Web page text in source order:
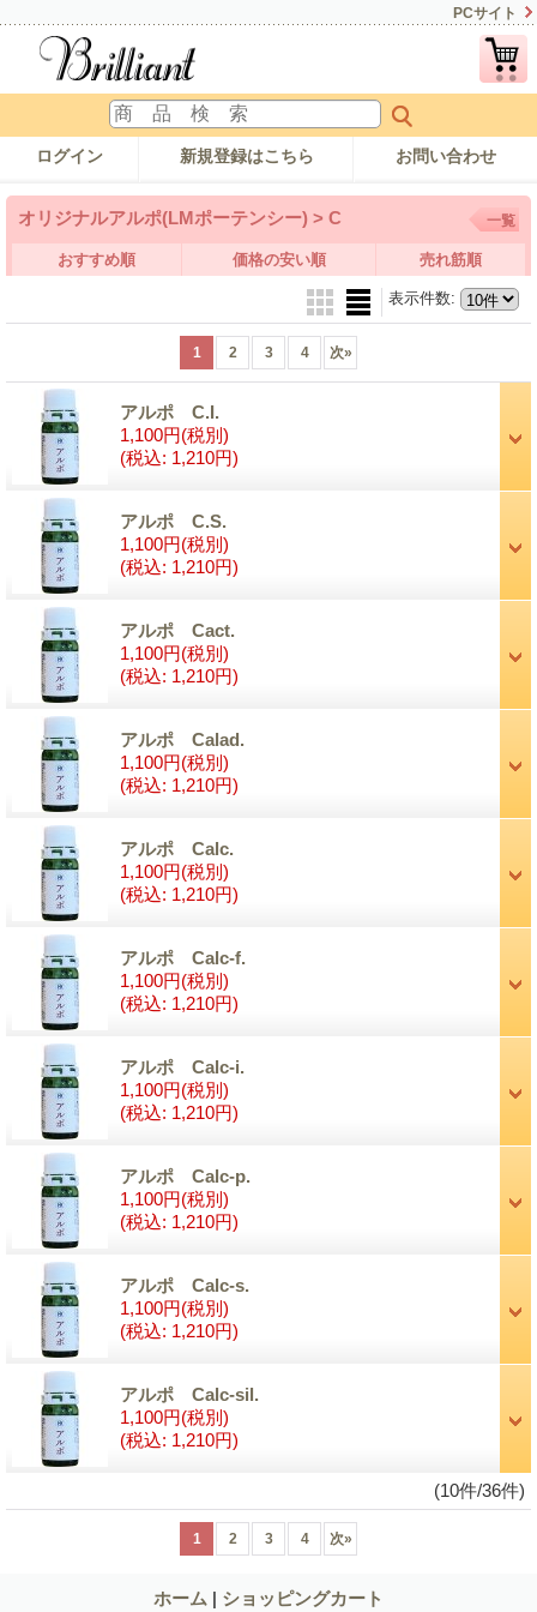
PCサイト
ログイン 新規登録はこちら お問い合わせ
オリジナルアルポ(LMポーテンシー) > C 一覧
おすすめ順 価格の安い順 売れ筋順
表示件数:
1 2 3 4 次»
アルポ C.I.
1,100円(税別)
(税込: 1,210円)
アルポ C.S.
1,100円(税別)
(税込: 1,210円)
アルポ Cact.
1,100円(税別)
(税込: 1,210円)
アルポ Calad.
1,100円(税別)
(税込: 1,210円)
アルポ Calc.
1,100円(税別)
(税込: 1,210円)
アルポ Calc-f.
1,100円(税別)
(税込: 1,210円)
アルポ Calc-i.
1,100円(税別)
(税込: 1,210円)
アルポ Calc-p.
1,100円(税別)
(税込: 1,210円)
アルポ Calc-s.
1,100円(税別)
(税込: 1,210円)
アルポ Calc-sil.
1,100円(税別)
(税込: 1,210円)
(10件/36件)
1 2 3 4 次»
ホーム | ショッピングカート